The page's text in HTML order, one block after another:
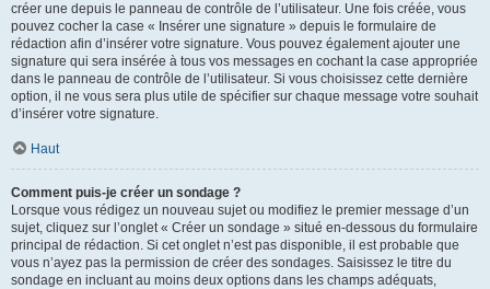
créer une depuis le panneau de contrôle de l’utilisateur. Une fois créée, vous
pouvez cocher la case « Insérer une signature » depuis le formulaire de
rédaction afin d’insérer votre signature. Vous pouvez également ajouter une
signature qui sera insérée à tous vos messages en cochant la case appropriée
dans le panneau de contrôle de l’utilisateur. Si vous choisissez cette dernière
option, il ne vous sera plus utile de spécifier sur chaque message votre souhait
d’insérer votre signature.
Haut
Comment puis-je créer un sondage ?
Lorsque vous rédigez un nouveau sujet ou modifiez le premier message d’un
sujet, cliquez sur l’onglet « Créer un sondage » situé en-dessous du formulaire
principal de rédaction. Si cet onglet n’est pas disponible, il est probable que
vous n’ayez pas la permission de créer des sondages. Saisissez le titre du
sondage en incluant au moins deux options dans les champs adéquats,